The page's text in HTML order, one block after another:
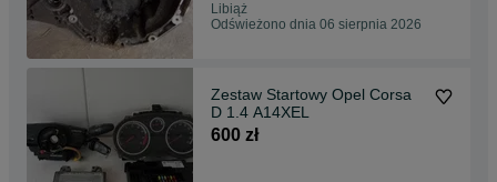
Libiąż
Odświeżono dnia 06 sierpnia 2026
Zestaw Startowy Opel Corsa
D 1.4 A14XEL
600 zł